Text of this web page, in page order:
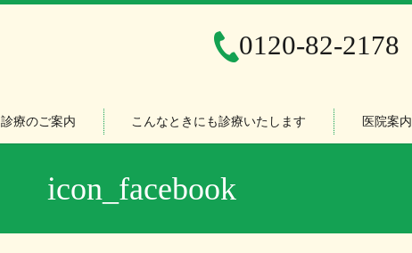
0120-82-2178
診療のご案内 こんなときにも診療いたします 医院案内
icon_facebook